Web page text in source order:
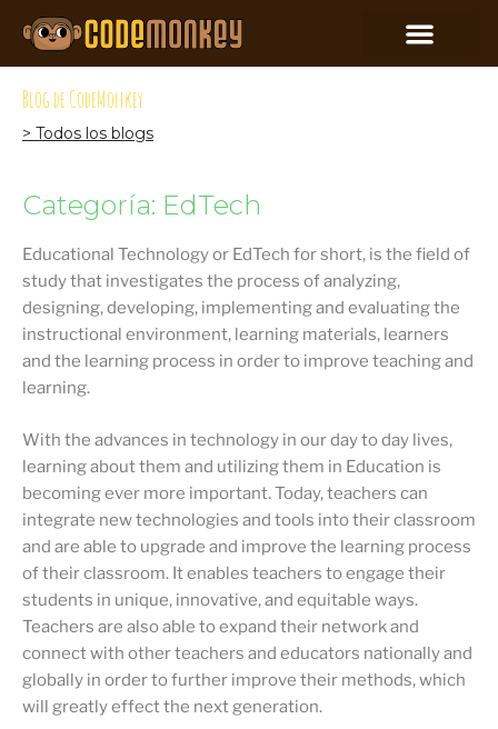
Blog de CodeMonkey
> Todos los blogs
Categoría: EdTech
Educational Technology or EdTech for short, is the field of
study that investigates the process of analyzing,
designing, developing, implementing and evaluating the
instructional environment, learning materials, learners
and the learning process in order to improve teaching and
learning.
With the advances in technology in our day to day lives,
learning about them and utilizing them in Education is
becoming ever more important. Today, teachers can
integrate new technologies and tools into their classroom
and are able to upgrade and improve the learning process
of their classroom. It enables teachers to engage their
students in unique, innovative, and equitable ways.
Teachers are also able to expand their network and
connect with other teachers and educators nationally and
globally in order to further improve their methods, which
will greatly effect the next generation.